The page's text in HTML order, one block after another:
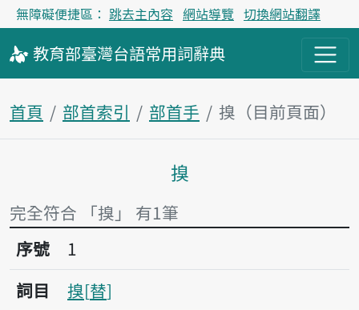
無障礙便捷區： 跳去主內容 網站導覽 切換網站翻譯
教育部臺灣台語常用詞辭典
首頁 部首索引 部首手 搝（目前頁面）
主內容區塊
搝
完全符合 「搝」 有1筆
序號1搝
序號
1
詞目
搝 替